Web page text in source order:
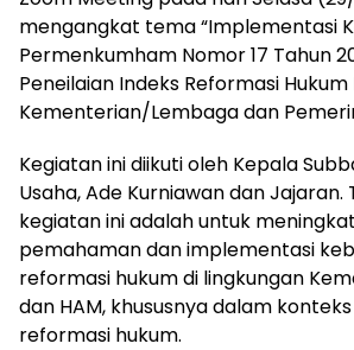
mengangkat tema “Implementasi
Permenkumham Nomor 17 Tahun
Peneilaian Indeks Reformasi Hukum
Kementerian/Lembaga dan
Kegiatan ini diikuti oleh Kepala
Usaha, Ade Kurniawan dan Jajaran.
kegiatan ini adalah untuk
pemahaman dan implementasi
reformasi hukum di lingkungan
dan HAM, khususnya dalam
reformasi hukum.